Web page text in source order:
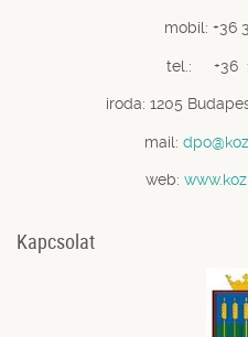
mobil: +36
tel.: +36
iroda: 1205
mail:
web:
Kapcsolat